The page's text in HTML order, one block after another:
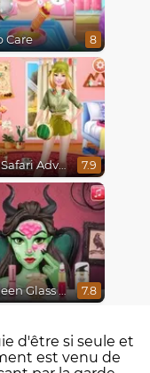
Care 8
Barbie Safari Adventure 7.9
Evil Queen Glass Skin Routine #Influencer 7.8
d'être si seule et
est venu de